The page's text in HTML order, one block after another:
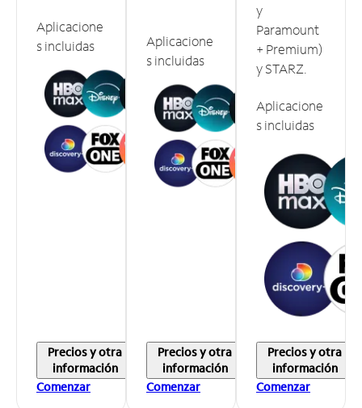
Aplicacione
s incluidas
Precios y otra
información
Comenzar
Aplicacione
s incluidas
Precios y otra
información
Comenzar
y
Paramount
+ Premium)
y STARZ.
Aplicacione
s incluidas
Precios y otra
información
Comenzar